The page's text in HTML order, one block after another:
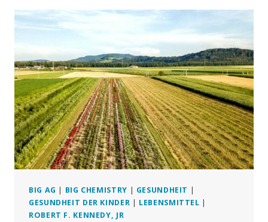
EINMAL
BIG AG | BIG CHEMISTRY | GESUNDHEIT |
GESUNDHEIT DER KINDER | LEBENSMITTEL |
ROBERT F. KENNEDY, JR